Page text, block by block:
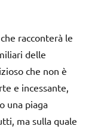
racconterà le
delle
che non è
e incessante,
una piaga
ma sulla quale